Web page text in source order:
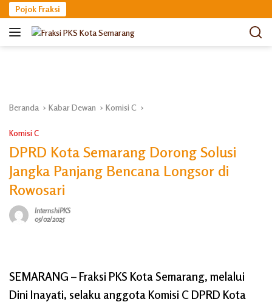
Langsung
ke
konten
Pojok Fraksi
Beranda Kabar Dewan Komisi C
Komisi C
DPRD Kota Semarang Dorong Solusi
Jangka Panjang Bencana Longsor di
Rowosari
InternshiPKS
05/02/2025
SEMARANG – Fraksi PKS Kota Semarang, melalui
Dini Inayati, selaku anggota Komisi C DPRD Kota